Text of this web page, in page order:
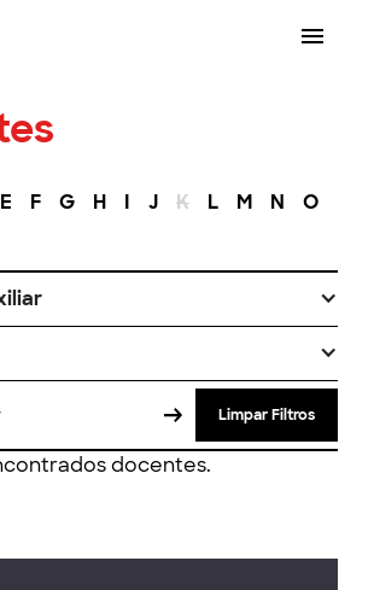
E F G H I J K L M N O
Limpar Filtros
docentes.